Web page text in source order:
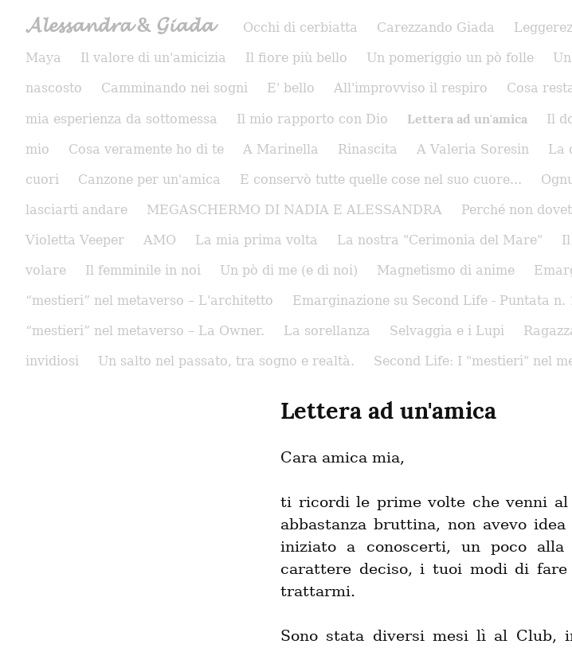
𝓐𝓵𝓮𝓼𝓼𝓪𝓷𝓭𝓻𝓪 & 𝓖𝓲𝓪𝓭𝓪 Occhi di cerbiatta Carezzando Giada
Maya
Il valore di un'amicizia Il fiore più bello Un pomeriggio un pò folle
nascosto
Camminando nei sogni E' bello All'improvviso il respiro Cosa
mia esperienza da sottomessa Il mio rapporto con Dio Lettera ad un'amica Il
mio
Cosa veramente ho di te A Marinella Rinascita A Valeria Soresin La
cuori
Canzone per un'amica E conservò tutte quelle cose nel suo cuore...
lasciarti andare
MEGASCHERMO DI NADIA E ALESSANDRA Perché non
Violetta Veeper
AMO La mia prima volta La nostra "Cerimonia del Mare"
volare
Il femminile in noi Un pò di me (e di noi) Magnetismo di anime
“mestieri” nel metaverso – L'architetto
Emarginazione su Second Life - Puntata n.
“mestieri” nel metaverso – La Owner.
La sorellanza Selvaggia e i Lupi
invidiosi
Un salto nel passato, tra sogno e realtà. Second Life: I "mestieri" nel
Lettera ad un'amica
Cara amica mia,
ti ricordi le prime volte che venni al
abbastanza bruttina, non avevo
iniziato a conoscerti, un poco
carattere deciso, i tuoi modi di
trattarmi.
Sono stata diversi mesi lì al Club,